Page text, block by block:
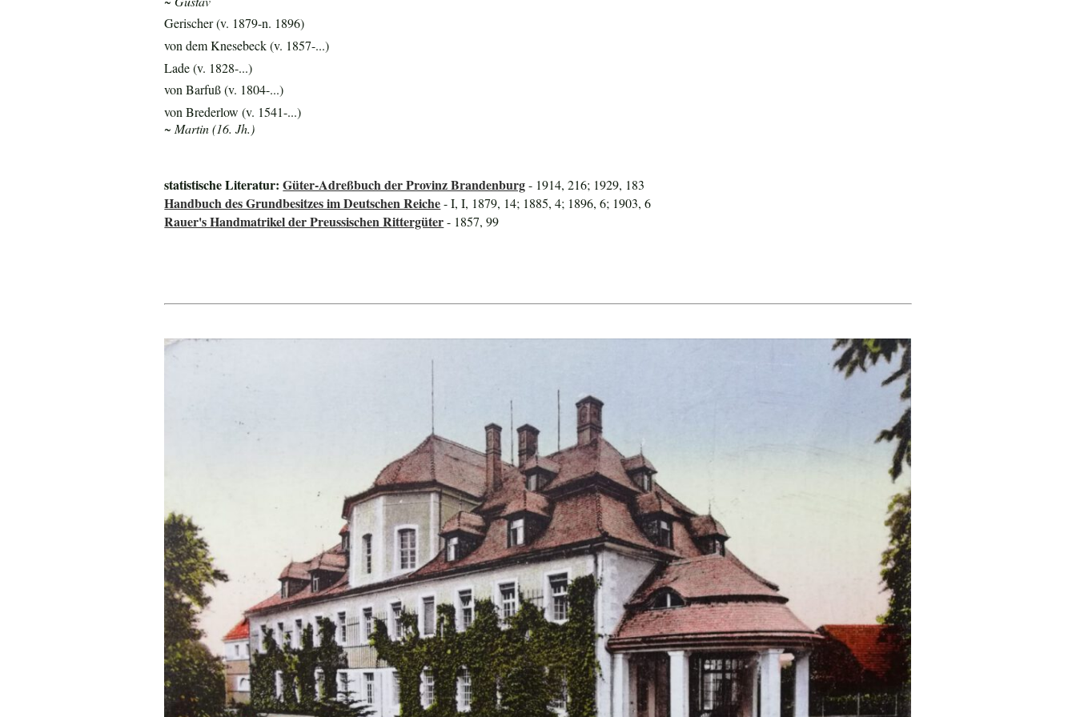
Gerischer (v. 1879-n. 1896)
von dem Knesebeck (v. 1857-...)
Lade (v. 1828-...)
von Barfuß (v. 1804-...)
von Brederlow (v. 1541-...)
~ Martin (16. Jh.)
statistische Literatur:Güter-Adreßbuch der Provinz Brandenburg- 1914, 216; 1929, 183
Handbuch des Grundbesitzes im Deutschen Reiche- I, I, 1879, 14; 1885, 4; 1896, 6; 1903, 6
Rauer's Handmatrikel der Preussischen Rittergüter- 1857, 99